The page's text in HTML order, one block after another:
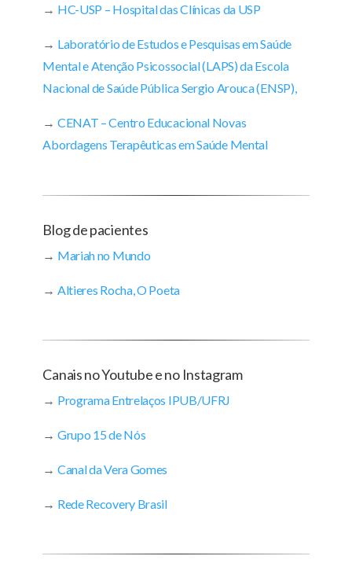
→ HC-USP – Hospital das Clínicas da USP
→ Laboratório de Estudos e Pesquisas em Saúde
Mental e Atenção Psicossocial (LAPS) da Escola
Nacional de Saúde Pública Sergio Arouca (ENSP),
→ CENAT – Centro Educacional Novas
Abordagens Terapêuticas em Saúde Mental
Blog de pacientes
→ Mariah no Mundo
→ Altieres Rocha, O Poeta
Canais no Youtube e no Instagram
→ Programa Entrelaços IPUB/UFRJ
→ Grupo 15 de Nós
→ Canal da Vera Gomes
→ Rede Recovery Brasil